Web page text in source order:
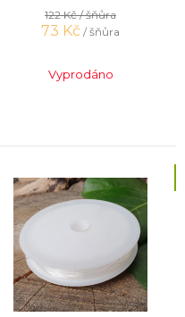
122 Kč/ šňůra
73 Kč / šňůra
Vyprodáno